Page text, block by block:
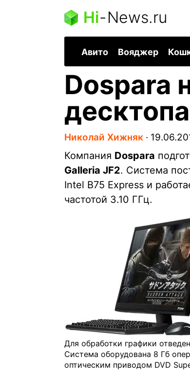
Hi-News.ru
Авито Вояджер
Dospara
Николай Хижняк ∙
Компания Dospara
Galleria JF2. Система
Intel B75 Express и
частотой 3.10 ГГц.
Для обработки графики
Система оборудована 8 Гб
оптическим приводом DVD